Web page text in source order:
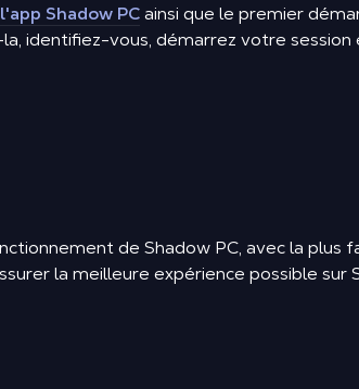
l'app Shadow PCainsi que le premier
identifiez-vous, démarrez votre
de Shadow PC, avec la plus
la meilleure expérience possible sur